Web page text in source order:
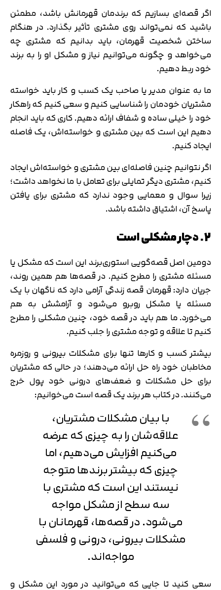
اگر قصه‌ای بسازیم که برندمان قهرمانش باشد، مطمئن
باشید که نمی‌تواند روی مشتری تأثیر بگذارد. در هنگام
ساختن شخصیت قهرمان، باید بدانیم که مشتری چه
می‌خواهد و چگونه می‌توانیم نیاز و مشکل او را به برند
خود ربط دهیم.
ما به عنوان مدیر یا صاحب یک کسب و کار باید خواسته
مشتریان خودمان را شناسایی کنیم و سعی کنیم که راهکار
خود را خیلی ساده و شفاف ارائه دهیم. کاری که باید انجام
دهیم این است که بین مشتری و خواسته‌اش، یک فاصله
ایجاد کنیم.
اگر نتوانیم چنین فاصله‌ای بین مشتری و خواسته‌اش ایجاد
کنیم، مشتری دیگر تمایلی برای تعامل با ما نخواهد داشت؛
زیرا سوال و معمایی وجود ندارد که مشتری برای یافتن
پاسخ آن، اشتیاق داشته باشد.
2. دچار مشکلی است
دومین اصل قصه‌گویی استوری‌برند این است که مشکل یا
مسئله مشتری را مطرح کنیم. در قصه‌ها هم همین روند،
جریان دارد: قهرمان قصه زندگی آرامی دارد که ناگهان با یک
مسئله یا مشکل روبرو می‌شود و آرامشش به هم
می‌خورد. ما هم باید در قصه خود، چنین مشکلی را مطرح
کنیم تا علاقه و توجه مشتری را جلب کنیم.
بیشتر کسب و کارها تنها برای مشکلات بیرونی و روزمره
مخاطبان خود راه حل ارائه می‌دهند؛ در حالی که مشتریان
برای حل مشکلات و ضعف‌های درونی خود پول خرج
می‌کنند. در کتاب هر برند یک قصه است می‌خوانیم:
با بیان مشکلات مشتریان،
علاقه‌شان را به چیزی که عرضه
می‌کنیم افزایش می‌دهیم، اما
چیزی که بیشتر برندها متوجه
نیستند این است که مشتری با
سه سطح از مشکل مواجه
می‌شود. در قصه‌ها، قهرمانان با
مشکلات بیرونی، درونی و فلسفی
مواجه‌اند.
سعی کنید تا جایی که می‌توانید در مورد این مشکل و